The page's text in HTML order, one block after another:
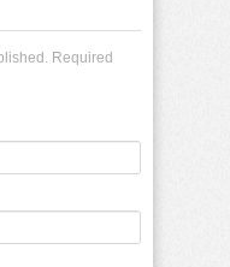
Required